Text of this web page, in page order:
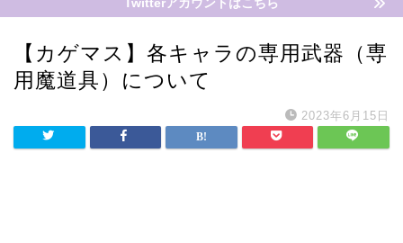
Twitterアカウントはこちら
【カゲマス】各キャラの専用武器（専
用魔道具）について
2023年6月15日